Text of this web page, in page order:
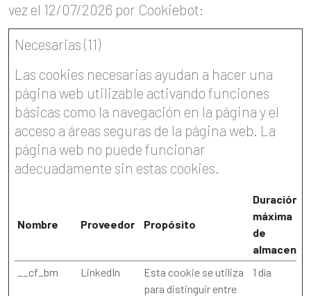
vez el 12/07/2026 por Cookiebot:
Necesarias (11)
Las cookies necesarias ayudan a hacer una
página web utilizable activando funciones
básicas como la navegación en la página y el
acceso a áreas seguras de la página web. La
página web no puede funcionar
adecuadamente sin estas cookies.
Nombre Proveedor Propósito
Duración
máxima
de
__cf_bm
LinkedIn
Esta cookie se utiliza
para distinguir entre
1 día